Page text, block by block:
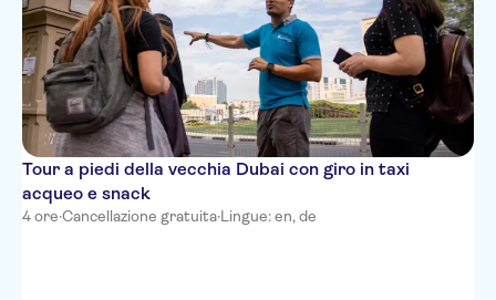
Tour a piedi della vecchia Dubai con giro in taxi
acqueo e snack
4 ore·Cancellazione gratuita·Lingue: en, de